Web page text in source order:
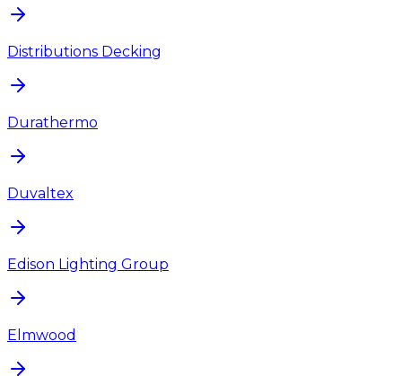
Distributions Decking
Durathermo
Duvaltex
Edison Lighting Group
Elmwood